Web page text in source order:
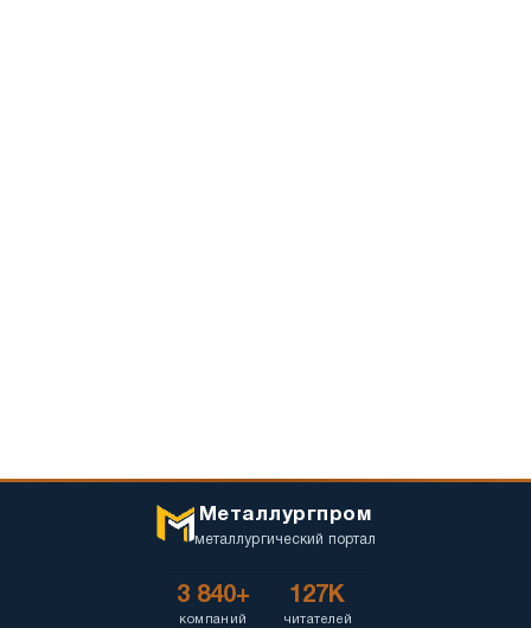
Металлургпром
металлургический портал
3 840+
компаний
127K
читателей